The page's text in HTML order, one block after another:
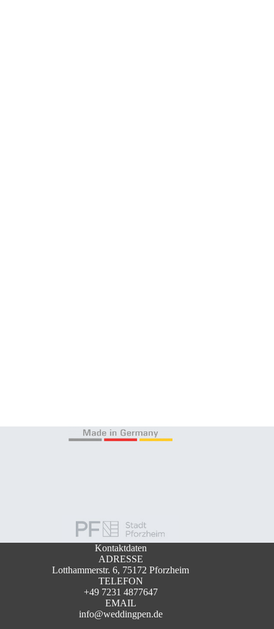
Kontaktdaten
ADRESSE
Lotthammerstr. 6, 75172 Pforzheim
TELEFON
+49 7231 4877647
EMAIL
info@weddingpen.de